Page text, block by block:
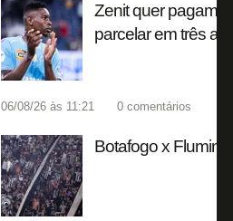
Zenit quer
parcelar em três
06/08/26 às 11:21 0 comentários
Botafogo x